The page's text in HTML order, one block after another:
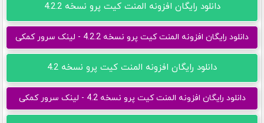
دانلود رایگان افزونه المنت کیت پرو نسخه 4.2.2
دانلود رایگان افزونه المنت کیت پرو نسخه 4.2.2 - لینک سرور کمکی
دانلود رایگان افزونه المنت کیت پرو نسخه 4.2
دانلود رایگان افزونه المنت کیت پرو نسخه 4.2 - لینک سرور کمکی